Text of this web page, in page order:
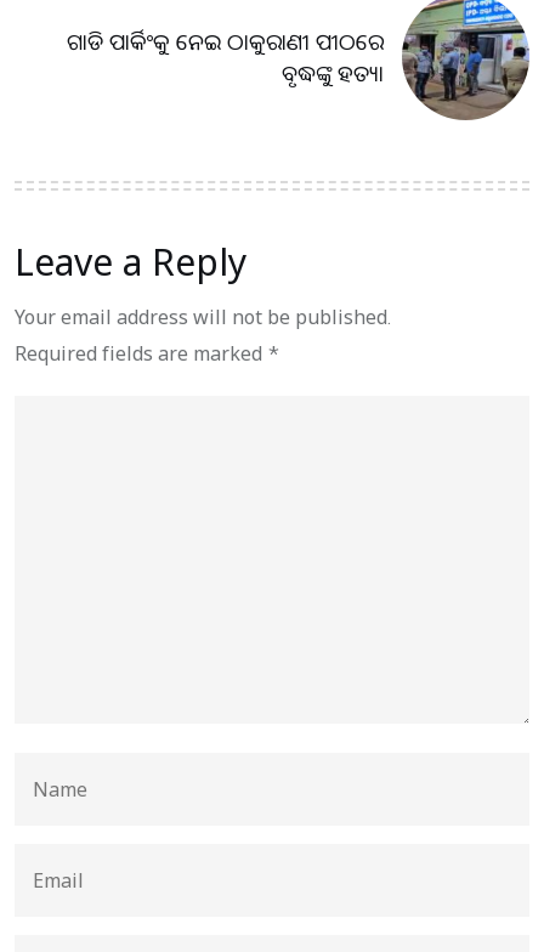
ଗାଡି ପାର୍କିଂକୁ ନେଇ ଠାକୁରାଣୀ ପୀଠରେ
ବୃଦ୍ଧଙ୍କୁ ହତ୍ୟା
Leave a Reply
Your email address will not be published.
Required fields are marked *